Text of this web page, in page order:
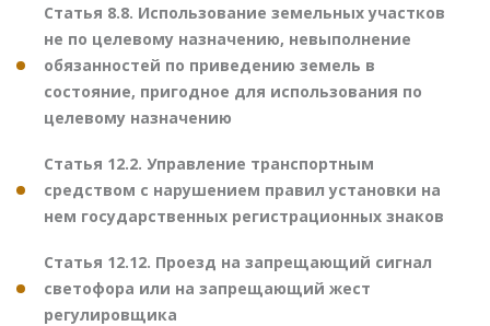
Статья 8.8. Использование земельных участков
не по целевому назначению, невыполнение
обязанностей по приведению земель в
состояние, пригодное для использования по
целевому назначению
Статья 12.2. Управление транспортным
средством с нарушением правил установки на
нем государственных регистрационных знаков
Статья 12.12. Проезд на запрещающий сигнал
светофора или на запрещающий жест
регулировщика